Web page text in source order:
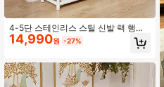
4-5단 스테인리스 스틸 신발 랙 행거
봉 포함, 공간 절약형 신발 정리대 & 코
트 트리, 쉬운 조립 모던 신발장 현관
14,990원 -27%